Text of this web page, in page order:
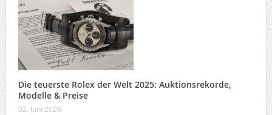
Die teuerste Rolex der Welt 2025: Auktionsrekorde,
Modelle & Preise
02. Juni 2026